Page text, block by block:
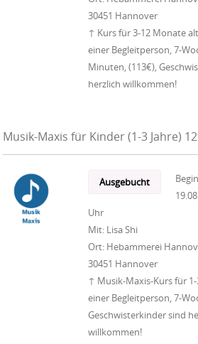
30451 Hannover
↑ Kurs für 3-12 Monate
einer Begleitperson, 7-
Minuten, (113€),
herzlich willkommen!
Musik-Maxis für Kinder (1-3 Jahre)
Ausgebucht
Uhr
Mit: Lisa Shi
Ort: Hebammerei
30451 Hannover
↑ Musik-Maxis-Kurs für
einer Begleitperson, 7-
Geschwisterkinder sind
willkommen!